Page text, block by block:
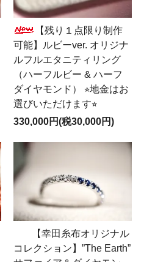
【残り１点限り制作
可能】ルビーver. オリジナ
ルフルエタニティリング
（ハーフルビー & ハーフ
ダイヤモンド） ⭐︎地金はお
選びいただけます⭐︎
330,000円(税30,000円)
【幸田糸布オリジナル
コレクション】”The Earth”